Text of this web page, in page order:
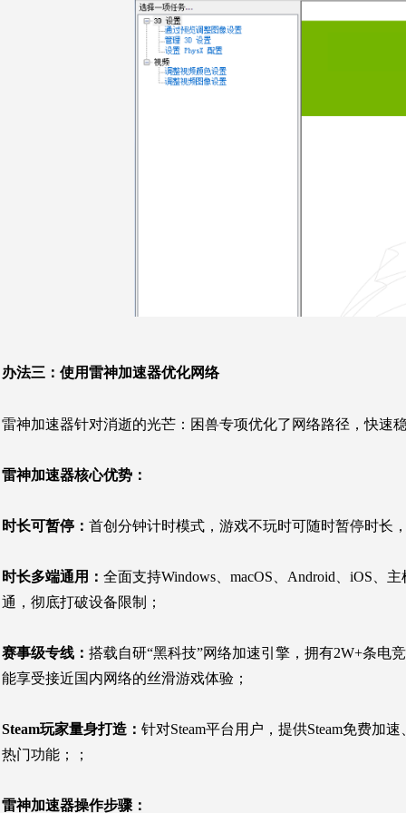
办法三： 使用雷神加速器优化网络
雷神加速器针对消逝的光芒： 困兽专项优化了网络路径，快速
雷神加速器核心优势：
时长可暂停： 首创分钟计时模式，游戏不玩时可随时暂停时长
时长多端通用： 全面支持Windows、macOS、Android、iOS、
通，彻底打破设备限制；
赛事级专线： 搭载自研“黑科技”网络加速引擎，拥有2W+条电
能享受接近国内网络的丝滑游戏体验；
Steam玩家量身打造： 针对Steam平台用户，提供Steam免费加
热门功能；；
雷神加速器操作步骤：